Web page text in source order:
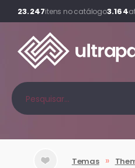
23.247itens no catálogo3.164
Temas »